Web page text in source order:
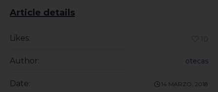
Article details
Likes: 10
Author: otecas
Date: 14 MARZO, 2018